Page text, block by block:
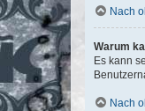
Nach
Warum
Es kann
Nach